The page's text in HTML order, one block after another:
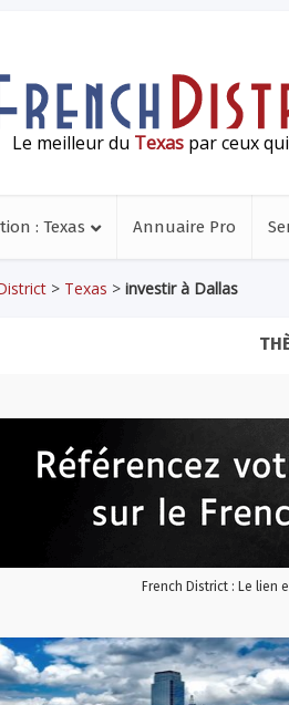
Le meilleur du Texaspar ceux
: Texas Annuaire Pro
> Texas > investir à Dallas
French District : Le lien